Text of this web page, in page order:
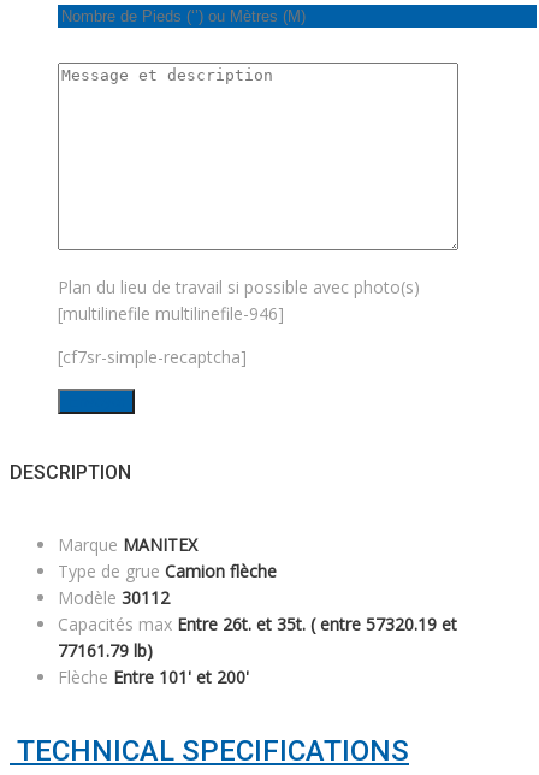
Plan du lieu de travail si possible avec photo(s)
[multilinefile multilinefile-946]
[cf7sr-simple-recaptcha]
DESCRIPTION
Marque MANITEX
Type de grue Camion flèche
Modèle 30112
Capacités max Entre 26t. et 35t. ( entre 57320.19 et
77161.79 lb)
Flèche Entre 101' et 200'
TECHNICAL SPECIFICATIONS